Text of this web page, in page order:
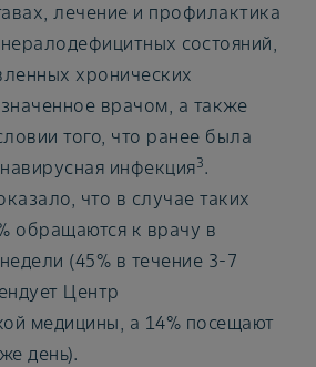
лечение и профилактика
состояний,
хронических
врачом, а также
того, что ранее была
инфекция3.
что в случае таких
обращаются к врачу в
(45% в течение 3-7
Центр
медицины, а 14% посещают
день).